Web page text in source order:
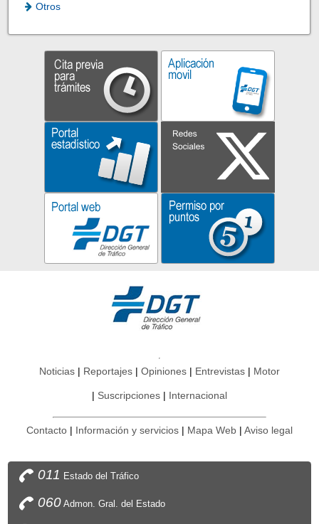
Otros
Noticias Reportajes Opiniones Entrevistas Motor
Suscripciones Internacional
Contacto Información y servicios Mapa Web Aviso legal
011 Estado del Tráfico
060Admon. Gral. del Estado